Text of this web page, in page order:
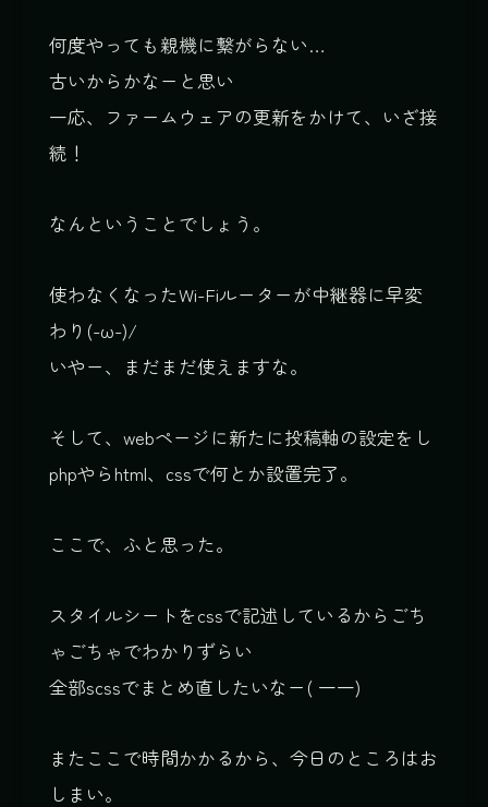
何度やっても 親機に繋がらない…
古いからかなーと思い
一応、
ファームウェアの更新をかけて、いざ接
続！
なんということでしょう。
使わなくなったWi-Fiルーターが中継器に早変
わり(-ω-)/
いやー、まだまだ使えますな。
そして、webページに新たに投稿軸の設定をし
phpやらhtml、cssで何とか設置完了。
ここで、ふと思った。
スタイルシートをcssで記述しているからごち
ゃごちゃでわかりずらい
全部scssでまとめ直したいなー( 一一)
またここで時間かかるから、今日のところはお
しまい。